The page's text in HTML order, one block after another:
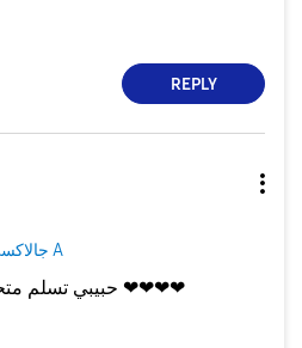
REPLY
جالاكسى A
حبيبي تسلم متحرمش منك العفو على ايه ❤❤❤❤